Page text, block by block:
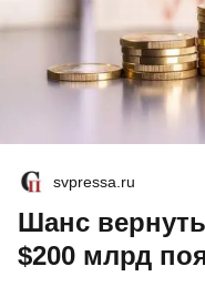
svpressa.ru
Шанс
$200 млрд